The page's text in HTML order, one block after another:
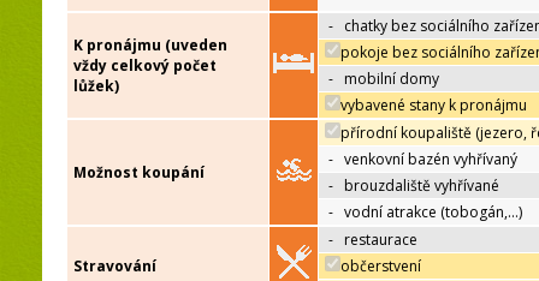
K pronájmu (uveden
vždy celkový počet
lůžek)
- chatky bez sociálního
pokoje bez sociálního
- mobilní domy
vybavené stany k pronájmu
Možnost koupání
přírodní koupaliště (jezero,
- venkovní bazén vyhřívaný
- brouzdaliště vyhřívané
- vodní atrakce (tobogán,…)
Stravování
- restaurace
občerstvení